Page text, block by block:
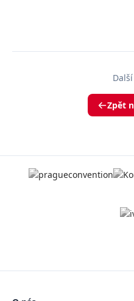
Zpět